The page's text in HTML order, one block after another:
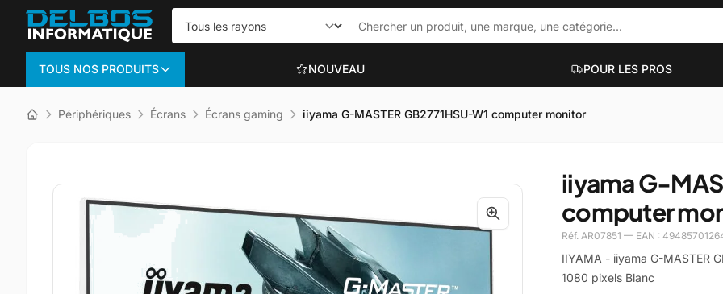
TOUS NOS PRODUITS NOUVEAU POUR LES PROS
Informatique
Portables bureautique
Voir plus
Hubs et docks
Sacs et sacoches
Supports et accessoires
Mini PC
PC
PC gaming
Périphériques Écrans Écrans gaming iiyama G-MASTER GB2771HSU-W1 computer monitor
iiyama G-
computer
Réf. AR07851 — EAN :
IIYAMA - iiyama G-MASTER
1080 pixels Blanc